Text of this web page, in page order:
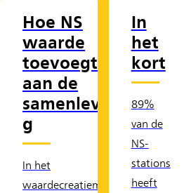
Hoe NS
waarde
toevoegt
aan de
samenlevin
g
In het
waardecreatiemodel
In
het
kort
89%
van de
NS-
stations
heeft